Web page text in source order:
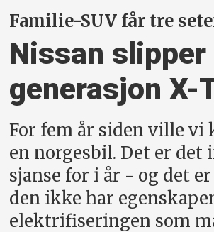
Familie-SUV får tre
Nissan slipper
generasjon X-
For fem år siden ville vi
en norgesbil. Det er det
sjanse for i år - og det
den ikke har
elektrifiseringen som